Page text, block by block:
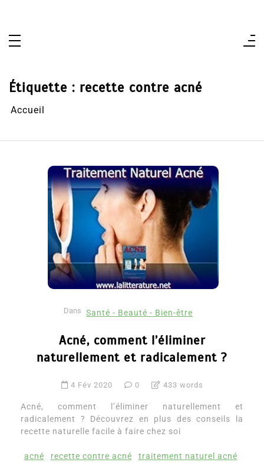
Étiquette : recette contre acné
Accueil
Dans Santé - Beauté - Bien-être
Acné, comment l’éliminer
naturellement et radicalement ?
4 Fév 2020 0 433 words
Acné, comment l’éliminer naturellement et
radicalement ? Découvrez en plus des conseils la
recette naturelle facile à faire chez soi
acné recette contre acné traitement naturel acné